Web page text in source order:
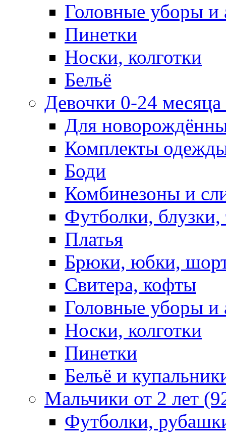
Головные уборы и
Пинетки
Носки, колготки
Бельё
Девочки 0-24
Для
Комплекты
Боди
Комбинезоны и
Футболки,
Платья
Брюки, юбки,
Свитера, кофты
Головные уборы и
Носки, колготки
Пинетки
Бельё и
Мальчики от 2 лет
Футболки,